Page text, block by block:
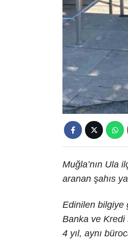
Muğla’nın Ula
aranan şahıs
Edinilen bilgiye
Banka ve Kredi
4 yıl, aynı